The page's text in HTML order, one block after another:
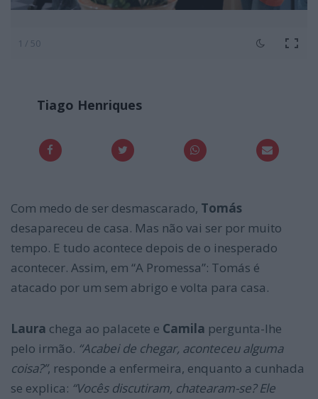
1 / 50
Tiago Henriques
Com medo de ser desmascarado, Tomás
desapareceu de casa. Mas não vai ser por muito
tempo. E tudo acontece depois de o inesperado
acontecer. Assim, em “A Promessa”: Tomás é
atacado por um sem abrigo e volta para casa.
Laura chega ao palacete e Camila pergunta-lhe
pelo irmão. “Acabei de chegar, aconteceu alguma
coisa?”, responde a enfermeira, enquanto a cunhada
se explica: “Vocês discutiram, chatearam-se? Ele